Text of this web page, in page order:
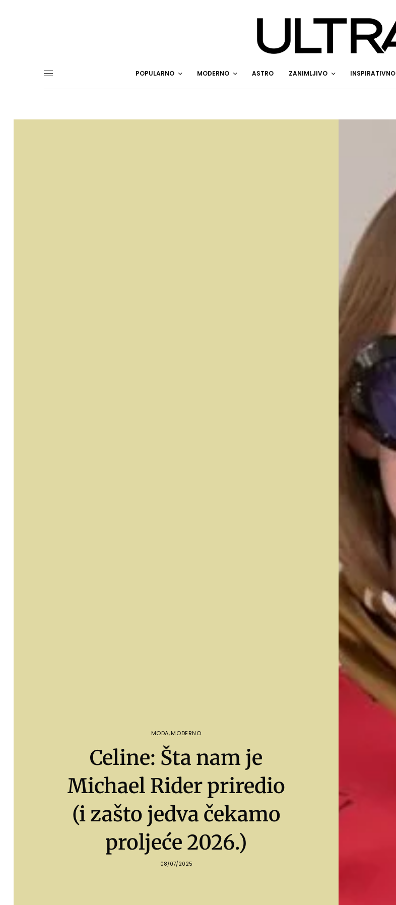
POPULARNO MODERNO ASTRO ZANIMLJIVO INSPIRATIVNO
MODA,MODERNO
Celine: Šta nam je
Michael Rider priredio
(i zašto jedva čekamo
proljeće 2026.)
08/07/2025